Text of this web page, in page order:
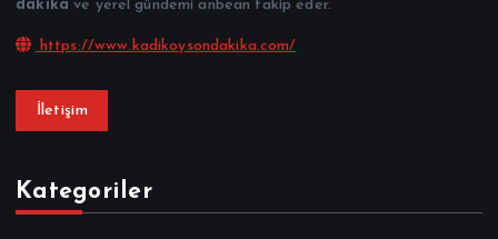
dakika ve yerel gündemi anbean takip eder.
https://www.kadikoysondakika.com/
İletişim
Kategoriler